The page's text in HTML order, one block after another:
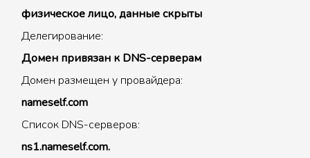
физическое лицо, данные скрыты
Делегирование:
Домен привязан к DNS-серверам
Домен размещен у провайдера:
nameself.com
Список DNS-серверов:
ns1.nameself.com.